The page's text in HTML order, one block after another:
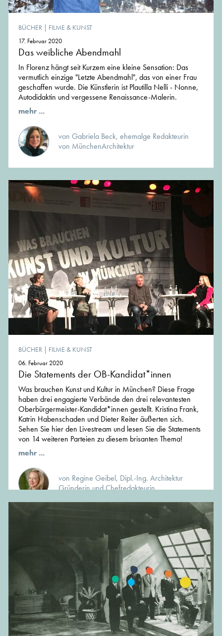
BÜCHER | FILME & KUNST
17. Februar 2020
Das weibliche Abendmahl
In Florenz hängt seit Kurzem eine kleine Sensation: Das
vermutlich einzige "Letzte Abendmahl", das von einer Frau
geschaffen wurde. Die Künstlerin ist Plautilla Nelli - Nonne,
Autodidaktin und vergessene Renaissance-Malerin.
mehr ...
von Gabriela Beck, ehemalge Redakteurin
von MünchenArchitektur
BÜCHER | FILME & KUNST
06. Februar 2020
Die Statements der OB-Kandidat*innen
Was brauchen Kunst und Kultur in München? Diese Frage
haben drei engagierte Verbände den drei relevantesten
Oberbürgermeister-Kandidat*innen gestellt. Kristina Frank,
Katrin Habenschaden und Dieter Reiter äußerten sich.
Sehen Sie hier den Livestream und lesen Sie die Statements
von 14 weiteren Parteien zu diesem brisanten Thema!
mehr ...
von Regine Geibel, Dipl.-Ing. Architektur
Gründerin und Chefredakteurin